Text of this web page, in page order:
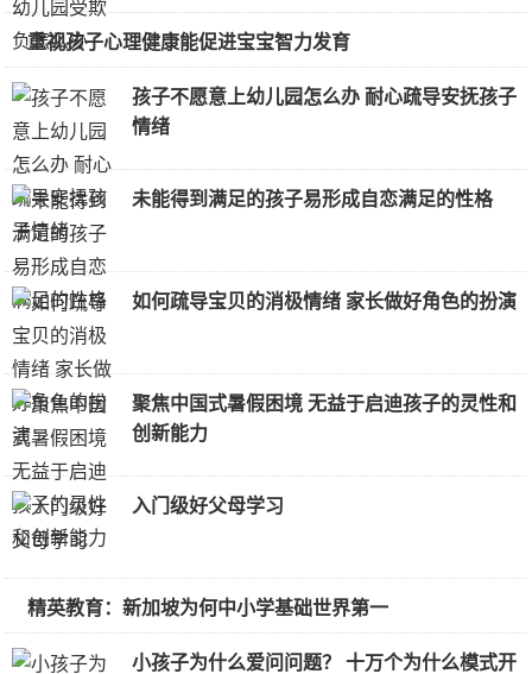
重视孩子心理健康能促进宝宝智力发育
孩子不愿意上幼儿园怎么办 耐心疏导安抚孩子
情绪
未能得到满足的孩子易形成自恋满足的性格
如何疏导宝贝的消极情绪 家长做好角色的扮演
聚焦中国式暑假困境 无益于启迪孩子的灵性和
创新能力
入门级好父母学习
精英教育：新加坡为何中小学基础世界第一
小孩子为什么爱问问题？ 十万个为什么模式开